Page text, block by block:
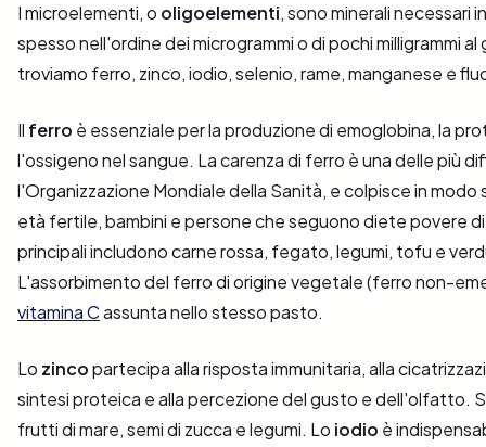
I microelementi, o oligoelementi, sono minerali necessari
spesso nell'ordine dei microgrammi o di pochi milligrammi
troviamo ferro, zinco, iodio, selenio, rame, manganese e
Il ferro è essenziale per la produzione di emoglobina, la
l'ossigeno nel sangue. La carenza di ferro è una delle più
l'Organizzazione Mondiale della Sanità, e colpisce in
età fertile, bambini e persone che seguono diete povere
principali includono carne rossa, fegato, legumi, tofu e
L'assorbimento del ferro di origine vegetale (ferro non-
vitamina Cassunta nello stesso pasto.
Lo zincopartecipa alla risposta immunitaria, alla
sintesi proteica e alla percezione del gusto e dell'olfatto.
frutti di mare, semi di zucca e legumi. Lo iodio è